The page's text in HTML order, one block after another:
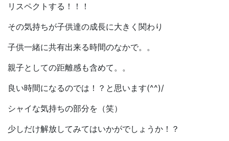
リスペクトする！！！
その気持ちが子供達の成長に大きく関わり
子供一緒に共有出来る時間のなかで。。
親子としての距離感も含めて。。
良い時間になるのでは！？と思います(^^)/
シャイな気持ちの部分を（笑）
少しだけ解放してみてはいかがでしょうか！？